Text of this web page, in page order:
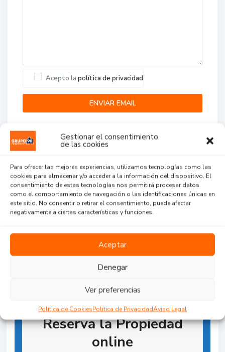
Gestionar el consentimiento
de las cookies
Para ofrecer las mejores experiencias, utilizamos tecnologías como las
cookies para almacenar y/o acceder a la información del dispositivo. El
consentimiento de estas tecnologías nos permitirá procesar datos
como el comportamiento de navegación o las identificaciones únicas en
este sitio. No consentir o retirar el consentimiento, puede afectar
negativamente a ciertas características y funciones.
Aceptar
Denegar
Ver preferencias
Política de CookiesPolítica de PrivacidadAviso Legal
Acepto la política de privacidad
Agent Reviews
...
Reserva la Propiedad
online